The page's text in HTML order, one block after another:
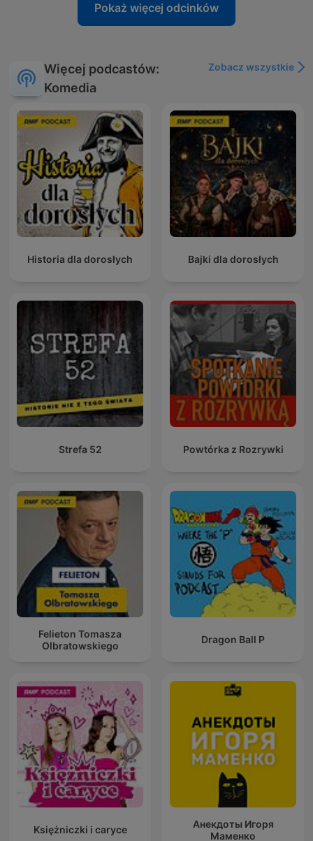
Pokaż więcej odcinków
Więcej podcastów:
Komedia
Zobacz wszystkie
Historia dla dorosłych Bajki dla dorosłych
Strefa 52 Powtórka z Rozrywki
Felieton Tomasza
Olbratowskiego
Dragon Ball P
Księżniczki i caryce
Анекдоты Игоря
Маменко